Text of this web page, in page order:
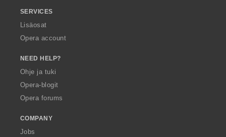
SERVICES
Lisäosat
Opera account
NEED HELP?
Ohje ja tuki
Opera-blogit
Opera forums
COMPANY
Jobs